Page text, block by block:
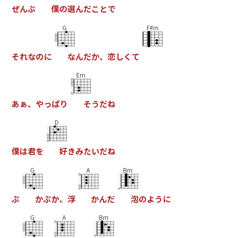
ぜんぶ 僕の選んだこ とで
それなのに
G
なんだか、 恋しく て
F#m
あぁ、 やっぱり
Em
そうだね
僕は君を
D
好きみたいだね
ぷ
G
かぷか、 浮
A
かんだ
Bm
泡のよう に
G A Bm